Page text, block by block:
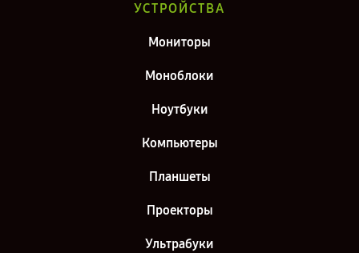
УСТРОЙСТВА
Мониторы
Моноблоки
Ноутбуки
Компьютеры
Планшеты
Проекторы
Ультрабуки